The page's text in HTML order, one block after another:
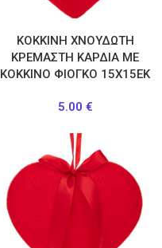
ΚΟΚΚΙΝΗ ΧΝΟΥΔΩΤΗ
ΚΡΕΜΑΣΤΗ ΚΑΡΔΙΑ ΜΕ
ΚΟΚΚΙΝΟ ΦΙΟΓΚΟ 15Χ15ΕΚ
5.00 €